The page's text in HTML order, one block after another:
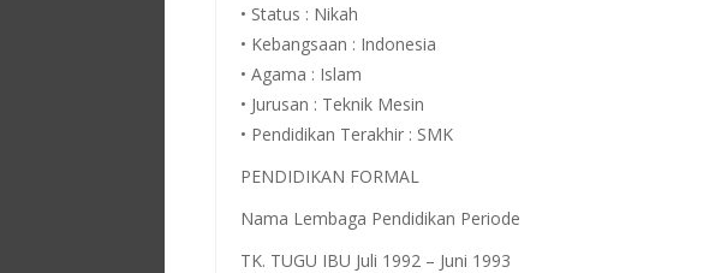
• Status : Nikah
• Kebangsaan : Indonesia
• Agama : Islam
• Jurusan : Teknik Mesin
• Pendidikan Terakhir : SMK
PENDIDIKAN FORMAL
Nama Lembaga Pendidikan Periode
TK. TUGU IBU Juli 1992 – Juni 1993